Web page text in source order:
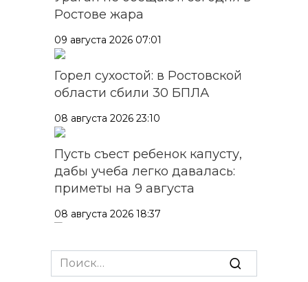
Ростове жара
09 августа 2026 07:01
Горел сухостой: в Ростовской
области сбили 30 БПЛА
08 августа 2026 23:10
Пусть съест ребенок капусту,
дабы учеба легко давалась:
приметы на 9 августа
08 августа 2026 18:37
На трассе Р-280 «Новороссия»
водителей будут
Search
for: